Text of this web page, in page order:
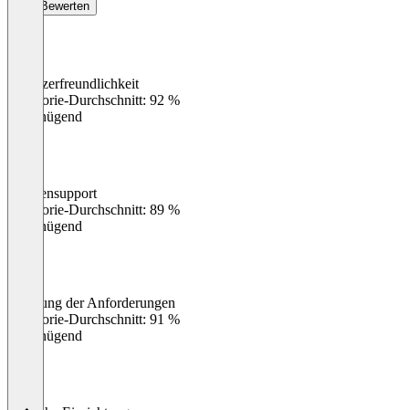
Bewerten
Benutzerfreundlichkeit
Kategorie-Durchschnitt: 92 %
Ungenügend
Kundensupport
Kategorie-Durchschnitt: 89 %
Ungenügend
Erfüllung der Anforderungen
Kategorie-Durchschnitt: 91 %
Ungenügend